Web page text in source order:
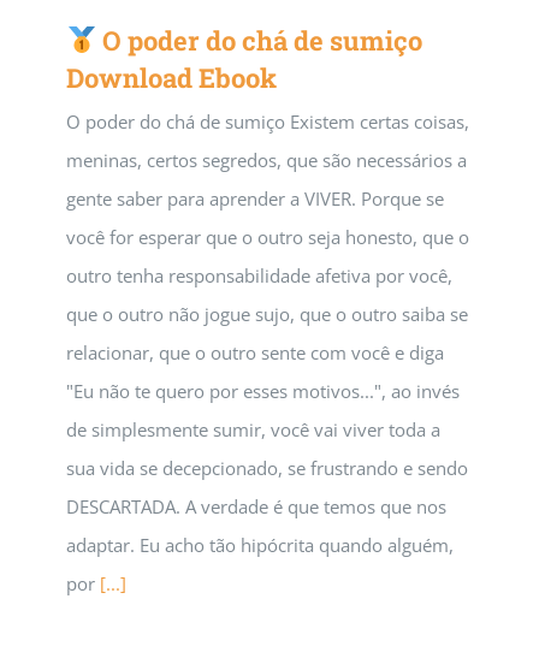
O poder do chá de sumiço
Download Ebook
O poder do chá de sumiço Existem certas coisas,
meninas, certos segredos, que são necessários a
gente saber para aprender a VIVER. Porque se
você for esperar que o outro seja honesto, que o
outro tenha responsabilidade afetiva por você,
que o outro não jogue sujo, que o outro saiba se
relacionar, que o outro sente com você e diga
"Eu não te quero por esses motivos...", ao invés
de simplesmente sumir, você vai viver toda a
sua vida se decepcionado, se frustrando e sendo
DESCARTADA. A verdade é que temos que nos
adaptar. Eu acho tão hipócrita quando alguém,
por [...]